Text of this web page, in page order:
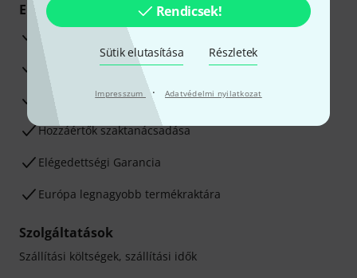
Rendicsek!
Sütik elutasítása Részletek
Impresszum · Adatvédelmi nyilatkozat
Előnyök
3 éves Thomann-garancia
30 napos pénzvisszafizetési garancia
Javítás/Szervizelés
Hozzáértők szaktanácsadása
Elégedettségi Garancia
Európa legnagyobb termékraktára
Szolgáltatások
Szállítási költségek, szállítási idők